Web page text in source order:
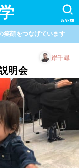
SEARCH
笑顔をつなげています
岸千尋
明会